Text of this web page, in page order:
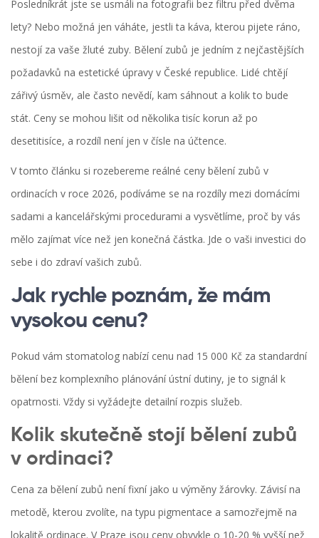
Posledníkrát jste se usmáli na fotografii bez filtru před dvěma
lety? Nebo možná jen váháte, jestli ta káva, kterou pijete ráno,
nestojí za vaše žluté zuby. Bělení zubů je jedním z nejčastějších
požadavků na estetické úpravy v České republice. Lidé chtějí
zářivý úsměv, ale často nevědí, kam sáhnout a kolik to bude
stát. Ceny se mohou lišit od několika tisíc korun až po
desetitisíce, a rozdíl není jen v čísle na účtence.
V tomto článku si rozebereme reálné ceny bělení zubů v
ordinacích v roce 2026, podíváme se na rozdíly mezi domácími
sadami a kancelářskými procedurami a vysvětlíme, proč by vás
mělo zajímat více než jen konečná částka. Jde o vaši investici do
sebe i do zdraví vašich zubů.
Jak rychle poznám, že mám
vysokou cenu?
Pokud vám stomatolog nabízí cenu nad 15 000 Kč za standardní
bělení bez komplexního plánování ústní dutiny, je to signál k
opatrnosti. Vždy si vyžádejte detailní rozpis služeb.
Kolik skutečně stojí bělení zubů
v ordinaci?
Cena za bělení zubů není fixní jako u výměny žárovky. Závisí na
metodě, kterou zvolíte, na typu pigmentace a samozřejmě na
lokalitě ordinace. V Praze jsou ceny obvykle o 10-20 % vyšší než